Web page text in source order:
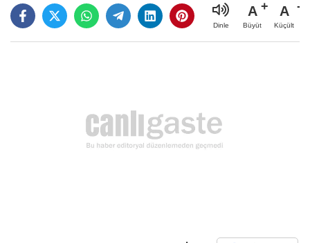
Dinle
A
Büyüt
A
Küçült